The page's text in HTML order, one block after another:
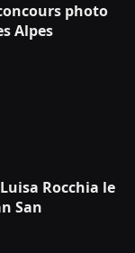
photo
Alpes
Rocchia le
San